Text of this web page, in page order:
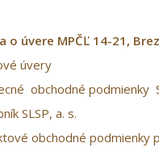
o úvere MPČĽ 14-21,
úvery
obchodné podmienky
SLSP, a. s.
obchodné podmienky